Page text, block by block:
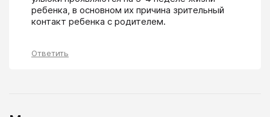
ребенка, в основном их причина зрительный
контакт ребенка с родителем.
Ответить